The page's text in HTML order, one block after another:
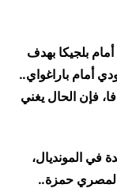
بلجيكا بهدف
أمام باراغواي..
فإن الحال يغني
في المونديال،
حمزة..